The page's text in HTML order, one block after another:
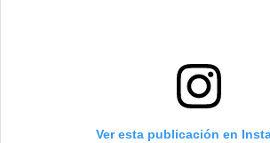
Ver esta publicación en